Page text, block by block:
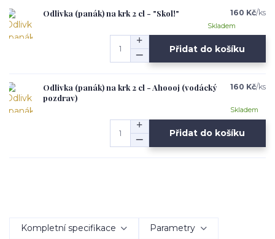
Odlivka (panák) na krk 2 cl - "Skol!" 160 Kč/ks
Skladem
Přidat do košíku
Odlivka (panák) na krk 2 cl - Ahoooj (vodácký
pozdrav)
160 Kč/ks
Skladem
Přidat do košíku
Kompletní specifikace Parametry